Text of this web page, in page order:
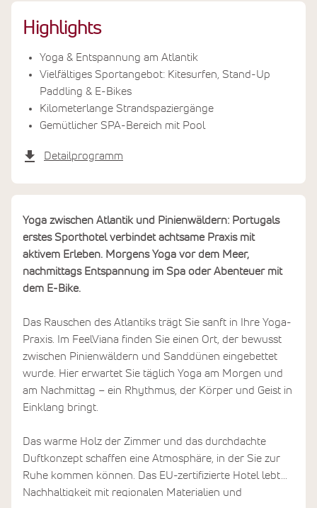
Highlights
Yoga & Entspannung am Atlantik
Vielfältiges Sportangebot: Kitesurfen, Stand-Up
Paddling & E-Bikes
Kilometerlange Strandspaziergänge
Gemütlicher SPA-Bereich mit Pool
Detailprogramm
Yoga zwischen Atlantik und Pinienwäldern: Portugals
erstes Sporthotel verbindet achtsame Praxis mit
aktivem Erleben. Morgens Yoga vor dem Meer,
nachmittags Entspannung im Spa oder Abenteuer mit
dem E-Bike.
Das Rauschen des Atlantiks trägt Sie sanft in Ihre Yoga-
Praxis. Im FeelViana finden Sie einen Ort, der bewusst
zwischen Pinienwäldern und Sanddünen eingebettet
wurde. Hier erwartet Sie täglich Yoga am Morgen und
am Nachmittag – ein Rhythmus, der Körper und Geist in
Einklang bringt.
Das warme Holz der Zimmer und das durchdachte
Duftkonzept schaffen eine Atmosphäre, in der Sie zur
Ruhe kommen können. Das EU-zertifizierte Hotel lebt
Nachhaltigkeit mit regionalen Materialien und